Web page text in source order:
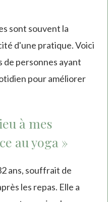
sont souvent la
d'une pratique. Voici
personnes ayant
pour améliorer
à mes
au yoga »
ans, souffrait de
les repas. Elle a